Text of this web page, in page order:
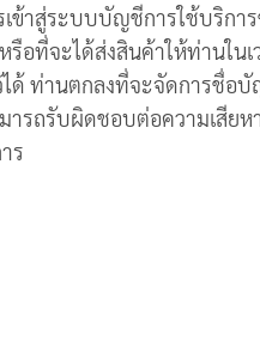
ข้าสู่ระบบบัญชีการใช้บริการ
อที่จะได้ส่งสินค้าให้ท่านในเ
ได้ ท่านตกลงที่จะจัดการชื่อ
ารถรับผิดชอบต่อความเสียห
ร